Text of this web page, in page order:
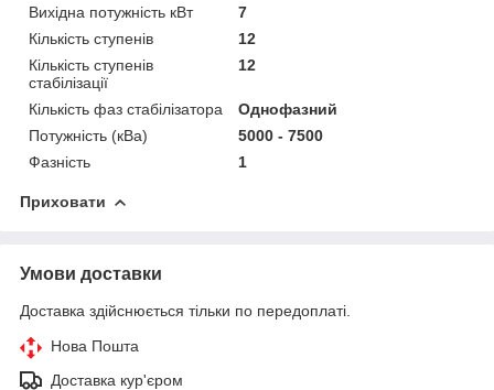
Вихідна потужність кВт
7
Кількість ступенів
12
Кількість ступенів
стабілізації
12
Кількість фаз стабілізатора
Однофазний
Потужність (кВа)
5000 - 7500
Фазність
1
Приховати
Умови доставки
Доставка здійснюється тільки по передоплаті.
Нова Пошта
Доставка кур'єром